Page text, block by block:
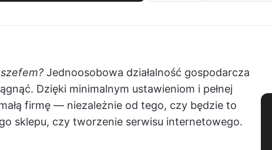
Jednoosobowa działalność gospodarcza
Dzięki minimalnym ustawieniom i pełnej
firmę — niezależnie od tego, czy będzie to
sklepu, czy tworzenie serwisu internetowego.